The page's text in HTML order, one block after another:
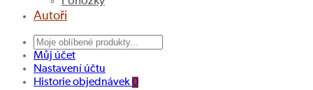
Autoři
Můj účet
Nastavení účtu
Historie objednávek0